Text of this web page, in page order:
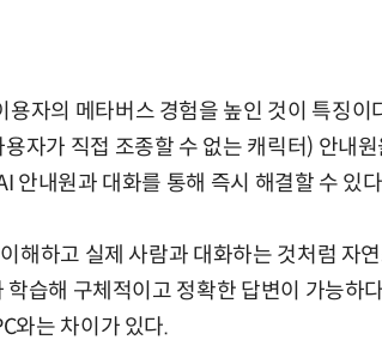
자의 메타버스 경험을 높인 것이 특징이
자가 직접 조종할 수 없는 캐릭터) 안내
안내원과 대화를 통해 즉시 해결할 수 있
해하고 실제 사람과 대화하는 것처럼 자
습해 구체적이고 정확한 답변이 가능하
와는 차이가 있다.